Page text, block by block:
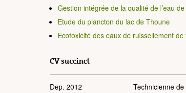
Gestion intégrée de la qualité de l’eau
Etude du plancton du lac de Thoune
Ecotoxicité des eaux de ruissellement de
CV succinct
Dep. 2012 Technicienne